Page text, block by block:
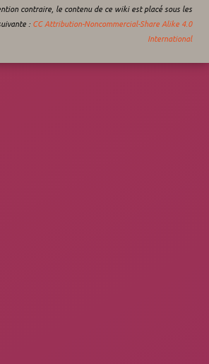
contraire, le contenu de ce wiki est placé sous les
: CC Attribution-Noncommercial-Share Alike 4.0
International